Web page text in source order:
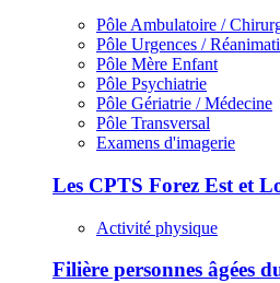
Pôle Ambulatoire /
Pôle Urgences /
Pôle Mère Enfant
Pôle Psychiatrie
Pôle Gériatrie / Médecine
Pôle Transversal
Examens d'imagerie
Les CPTS Forez Est et
Activité physique
Filière personnes âgées